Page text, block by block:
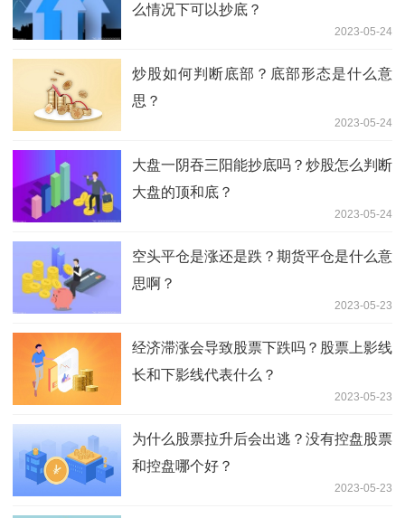
么情况下可以抄底？
2023-05-24
炒股如何判断底部？底部形态是什么意
思？
2023-05-24
大盘一阴吞三阳能抄底吗？炒股怎么判断
大盘的顶和底？
2023-05-24
空头平仓是涨还是跌？期货平仓是什么意
思啊？
2023-05-23
经济滞涨会导致股票下跌吗？股票上影线
长和下影线代表什么？
2023-05-23
为什么股票拉升后会出逃？没有控盘股票
和控盘哪个好？
2023-05-23